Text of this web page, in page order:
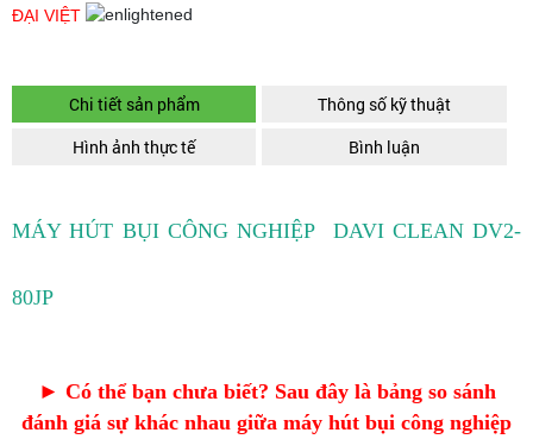
ĐẠI VIỆT
Chi tiết sản phẩm
Thông số kỹ thuật
Hình ảnh thực tế
Bình luận
MÁY HÚT BỤI CÔNG NGHIỆP DAVI CLEAN DV2-
80JP
► Có thể bạn chưa biết? Sau đây là bảng so sánh
đánh giá sự khác nhau giữa máy hút bụi công nghiệp